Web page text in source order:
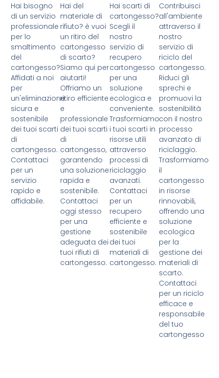
Hai bisogno
di un servizio
professionale
per lo
smaltimento
del
cartongesso?
Affidati a noi
per
un'eliminazione
sicura e
sostenibile
dei tuoi scarti
di
cartongesso.
Contattaci
per un
servizio
rapido e
affidabile.
Hai del
materiale di
rifiuto? è vuoi
un ritiro del
cartongesso
di scarto?
Siamo qui per
aiutarti!
Offriamo un
ritiro efficiente
e
professionale
dei tuoi scarti
di
cartongesso,
garantendo
una soluzione
rapida e
sostenibile.
Contattaci
oggi stesso
per una
gestione
adeguata dei
tuoi rifiuti di
cartongesso.
Hai scarti di
cartongesso?
Scegli il
nostro
servizio di
recupero
cartongesso
per una
soluzione
ecologica e
conveniente.
Trasformiamo
i tuoi scarti in
risorse utili
attraverso
processi di
riciclaggio
avanzati.
Contattaci
per un
recupero
efficiente e
sostenibile
dei tuoi
materiali di
cartongesso.
Contribuisci
all'ambiente
attraverso il
nostro
servizio di
riciclo del
cartongesso.
Riduci gli
sprechi e
promuovi la
sostenibilità
con il nostro
processo
avanzato di
riciclaggio.
Trasformiamo
il
cartongesso
in risorse
rinnovabili,
offrendo una
soluzione
ecologica
per la
gestione dei
materiali di
scarto.
Contattaci
per un riciclo
efficace e
responsabile
del tuo
cartongesso